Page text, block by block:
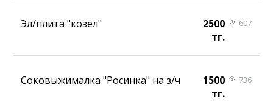
Эл/плита "козел"
2500
тг.
607
Соковыжималка "Росинка" на з/ч
1500
тг.
736